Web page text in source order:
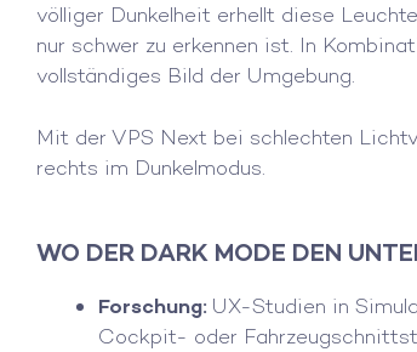
völliger Dunkelheit erhellt diese
nur schwer zu erkennen ist. In
vollständiges Bild der Umgebung.
Mit der VPS Next bei schlechten
rechts im Dunkelmodus.
WO DER DARK MODE DEN
Forschung: UX-Studien in
Cockpit- oder